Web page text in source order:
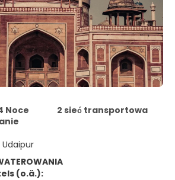
Noce
2 sieć transportowa
Udaipur
(o.ä.):